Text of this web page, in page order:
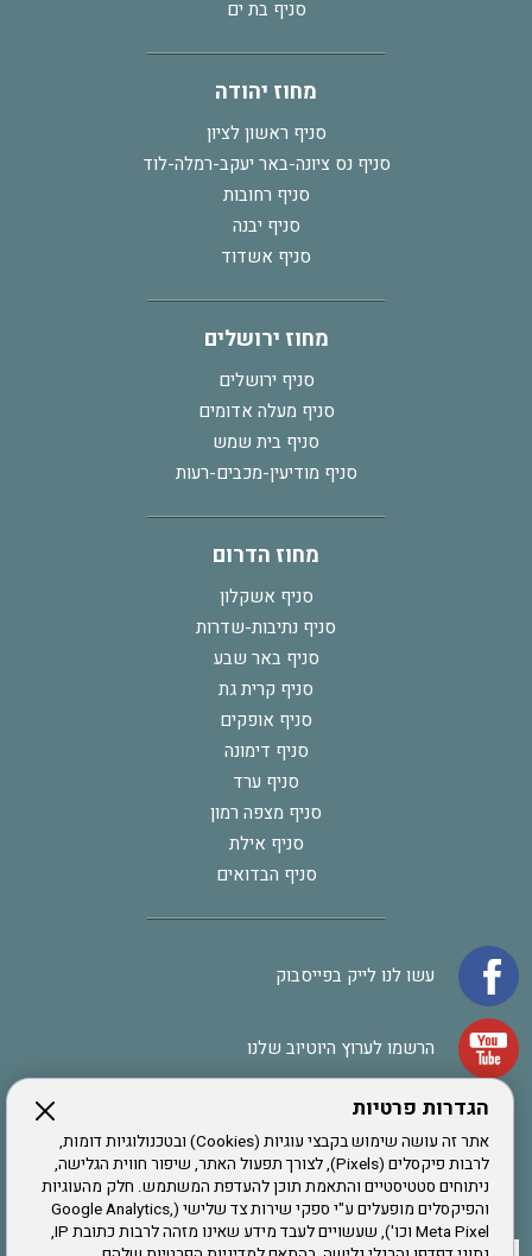
הגדרות פרטיות
אתר זה עושה שימוש בקבצי עוגיות (Cookies) ובטכנולוגיות דומות,
לרבות פיקסלים (Pixels), לצורך תפעול האתר, שיפור חווית הגלישה,
ניתוחים סטטיסטיים והתאמת תוכן להעדפת המשתמש. חלק מהעוגיות
והפיקסלים מופעלים ע"י ספקי שירות צד שלישי (Google Analytics,
Meta Pixel וכו'), שעשויים לעבד מידע שאינו מזהה לרבות כתובת IP,
סניף בת ים
מחוז יהודה
סניף ראשון לציון
סניף נס ציונה-באר יעקב-רמלה-לוד
סניף רחובות
סניף יבנה
סניף אשדוד
מחוז ירושלים
סניף ירושלים
סניף מעלה אדומים
סניף בית שמש
סניף מודיעין-מכבים-רעות
מחוז הדרום
סניף אשקלון
סניף נתיבות-שדרות
סניף באר שבע
סניף קרית גת
סניף אופקים
סניף דימונה
סניף ערד
סניף מצפה רמון
סניף אילת
סניף הבדואים
עשו לנו לייק בפייסבוק
הרשמו לערוץ היוטיוב שלנו
אתר צה"ל